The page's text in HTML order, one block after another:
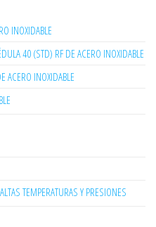
INOXIDABLE
40 (STD) RF DE ACERO INOXIDABLE
ACERO INOXIDABLE
TEMPERATURAS Y PRESIONES